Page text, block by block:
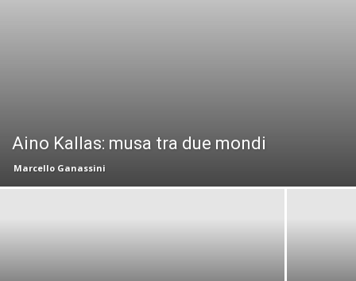
Aino Kallas: musa tra due mondi
Marcello Ganassini